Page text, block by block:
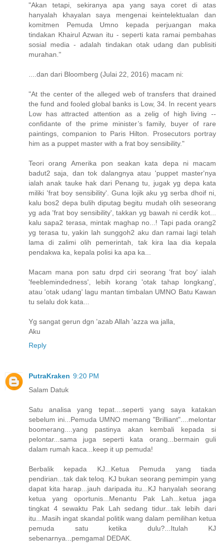
"Akan tetapi, sekiranya apa yang saya coret di atas
hanyalah khayalan saya mengenai keintelektualan dan
komitmen Pemuda Umno kepada perjuangan maka
tindakan Khairul Azwan itu - seperti kata ramai pembahas
sosial media - adalah tindakan otak udang dan publisiti
murahan."
....dan dari Bloomberg (Julai 22, 2016) macam ni:
"At the center of the alleged web of transfers that drained
the fund and fooled global banks is Low, 34. In recent years
Low has attracted attention as a zelig of high living --
confidante of the prime minister’s family, buyer of rare
paintings, companion to Paris Hilton. Prosecutors portray
him as a puppet master with a frat boy sensibility."
Teori orang Amerika pon seakan kata depa ni macam
badut2 saja, dan tok dalangnya atau 'puppet master'nya
ialah anak tauke hak dari Penang tu, jugak yg depa kata
miliki 'frat boy sensibility'. Guna lojik aku yg serba dhoif ni,
kalu bos2 depa bulih diputag begitu mudah olih seseorang
yg ada 'frat boy sensibility', takkan yg bawah ni cerdik kot...
kalu sapa2 terasa, mintak maghap no...! Tapi pada orang2
yg terasa tu, yakin lah sunggoh2 aku dan ramai lagi telah
lama di zalimi olih pemerintah, tak kira laa dia kepala
pendakwa ka, kepala polisi ka apa ka...
Macam mana pon satu drpd ciri seorang 'frat boy' ialah
'feeblemindedness', lebih korang 'otak tahap longkang',
atau 'otak udang' lagu mantan timbalan UMNO Batu Kawan
tu selalu dok kata...
Yg sangat gerun dgn 'azab Allah 'azza wa jalla,
Aku
Reply
PutraKraken 9:20 PM
Salam Datuk
Satu analisa yang tepat....seperti yang saya katakan
sebelum ini...Pemuda UMNO memang "Brilliant"....melontar
boomerang....yang pastinya akan kembali kepada si
pelontar...sama juga seperti kata orang...bermain guli
dalam rumah kaca...keep it up pemuda!
Berbalik kepada KJ...Ketua Pemuda yang tiada
pendirian...tak dak teloq. KJ bukan seorang pemimpin yang
dapat kita harap...jauh daripada itu...KJ hanyalah seorang
ketua yang oportunis...Menantu Pak Lah...ketua jaga
tingkat 4 sewaktu Pak Lah sedang tidur...tak lebih dari
itu...Masih ingat skandal politik wang dalam pemilihan ketua
pemuda satu ketika dulu?...Itulah KJ
sebenarnya...pemgamal DEDAK.